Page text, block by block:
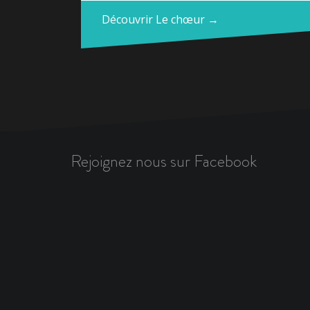
Découvrir Le chœur →
Rejoignez nous sur Facebook